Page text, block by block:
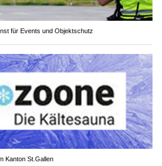
für Events und Objektschutz
Kanton St.Gallen